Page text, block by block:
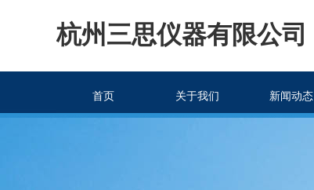
首页 关于我们 新闻动态
杭州三思仪器有限公司